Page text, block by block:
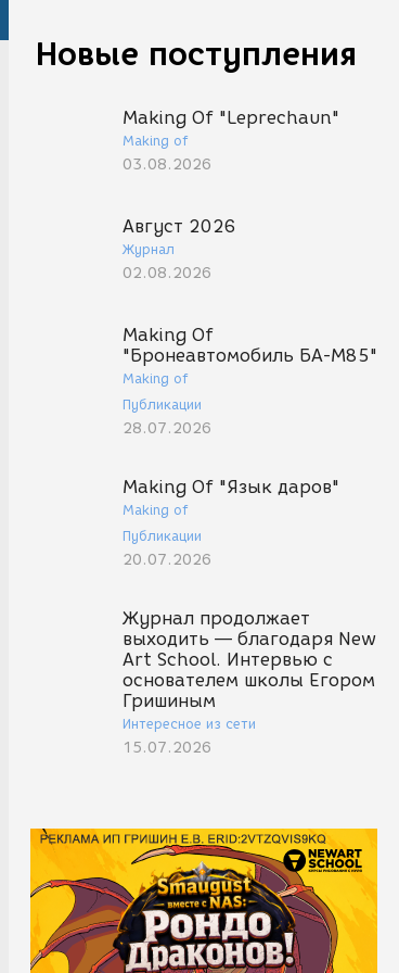
Новые поступления
Making Of "Leprechaun"
Making of
03.08.2026
Август 2026
Журнал
02.08.2026
Making Of
"Бронеавтомобиль БА-М85"
Making of
Публикации
28.07.2026
Making Of "Язык даров"
Making of
Публикации
20.07.2026
Журнал продолжает
выходить — благодаря New
Art School. Интервью с
основателем школы Егором
Гришиным
Интересное из сети
15.07.2026